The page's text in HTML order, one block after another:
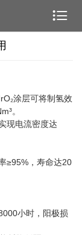

涂层可将制氢效
。
现电流密度达
≥95%，寿命达20
小时，阳极损